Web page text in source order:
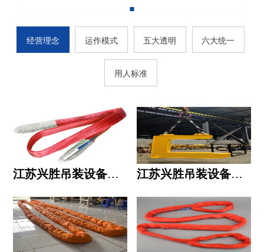
经营理念 运作模式 五大透明 六大统一
用人标准
江苏兴胜吊装设备有限公司的用人标准 江苏兴胜吊装设备有限公司的六大统一